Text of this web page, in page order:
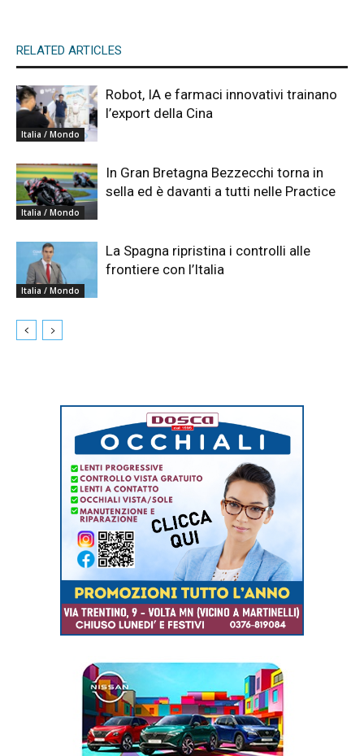
RELATED ARTICLES
Italia / Mondo
Robot, IA e farmaci innovativi trainano
l’export della Cina
Italia / Mondo
In Gran Bretagna Bezzecchi torna in
sella ed è davanti a tutti nelle Practice
Italia / Mondo
La Spagna ripristina i controlli alle
frontiere con l’Italia